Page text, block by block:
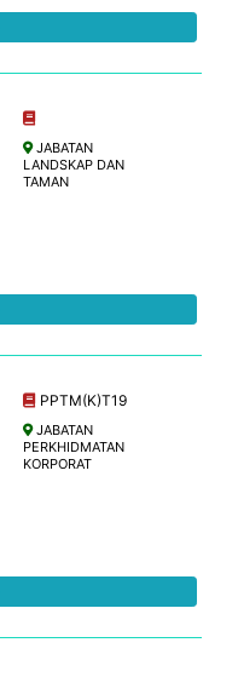
JABATAN
LANDSKAP DAN
TAMAN
PPTM(K)T19
JABATAN
PERKHIDMATAN
KORPORAT